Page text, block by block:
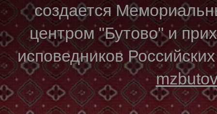
создается
центром "Бутово" и
исповедников